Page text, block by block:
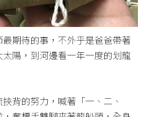
期待的事，不外乎是爸爸帶著
陽，到河邊看一年一度的划龍
背的努力，喊著「一、二、